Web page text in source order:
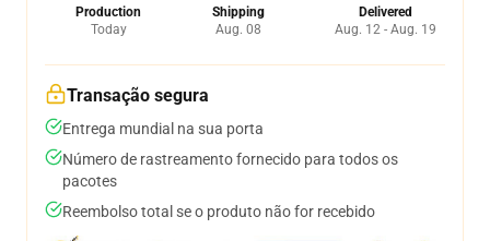
Production
Today
Shipping
Aug. 08
Delivered
Aug. 12 - Aug. 19
Transação segura
Entrega mundial na sua porta
Número de rastreamento fornecido para todos os
pacotes
Reembolso total se o produto não for recebido